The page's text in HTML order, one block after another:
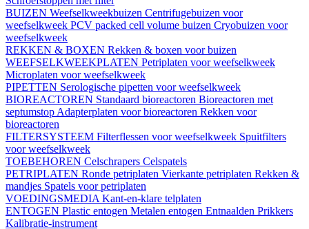
BUIZEN Weefselkweekbuizen Centrifugebuizen voor
weefselkweek PCV packed cell volume buizen Cryobuizen voor
weefselkweek
REKKEN & BOXEN Rekken & boxen voor buizen
WEEFSELKWEEKPLATEN Petriplaten voor weefselkweek
Microplaten voor weefselkweek
PIPETTEN Serologische pipetten voor weefselkweek
BIOREACTOREN Standaard bioreactoren Bioreactoren met
septumstop Adapterplaten voor bioreactoren Rekken voor
bioreactoren
FILTERSYSTEEM Filterflessen voor weefselkweek Spuitfilters
voor weefselkweek
TOEBEHOREN Celschrapers Celspatels
PETRIPLATEN Ronde petriplaten Vierkante petriplaten Rekken &
mandjes Spatels voor petriplaten
VOEDINGSMEDIA Kant-en-klare telplaten
ENTOGEN Plastic entogen Metalen entogen Entnaalden Prikkers
Kalibratie-instrument